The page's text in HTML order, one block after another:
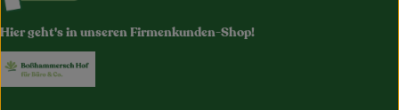
Hier geht's in unseren Firmenkunden-Shop!